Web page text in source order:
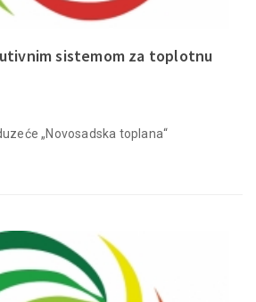
sistemom za toplotnu
„Novosadska toplana“